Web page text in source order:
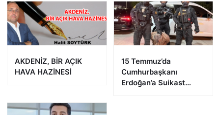
AKDENİZ, BİR AÇIK
HAVA HAZİNESİ
15 Temmuz’da
Cumhurbaşkanı
Erdoğan’a Suikast